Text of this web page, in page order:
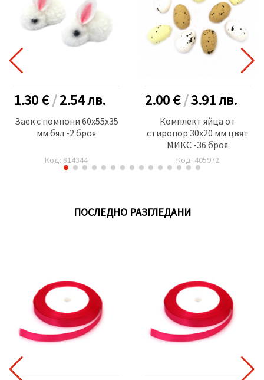
1.30 €/2.54лв.
Заек с помпони 60x55x35
мм бял -2 броя
Код: 814344
2.00 €/3.91лв.
Комплект яйца от
стиропор 30x20 мм цвят
МИКС -36 броя
Код: 405972
ПОСЛЕДНО РАЗГЛЕДАНИ